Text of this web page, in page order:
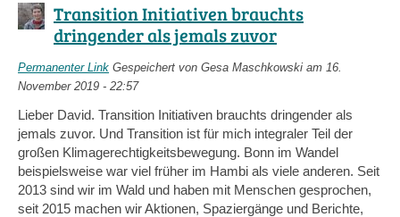
Transition Initiativen brauchts
dringender als jemals zuvor
Permanenter Link Gespeichert von Gesa Maschkowski am 16.
November 2019 - 22:57
Lieber David. Transition Initiativen brauchts dringender als
jemals zuvor. Und Transition ist für mich integraler Teil der
großen Klimagerechtigkeitsbewegung. Bonn im Wandel
beispielsweise war viel früher im Hambi als viele anderen. Seit
2013 sind wir im Wald und haben mit Menschen gesprochen,
seit 2015 machen wir Aktionen, Spaziergänge und Berichte,